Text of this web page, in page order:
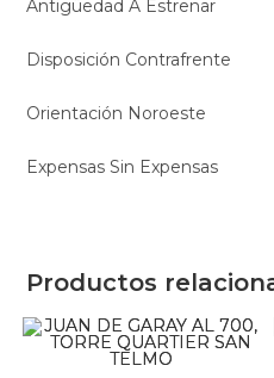
Antigüedad A Estrenar
Disposición Contrafrente
Orientación Noroeste
Expensas Sin Expensas
Productos